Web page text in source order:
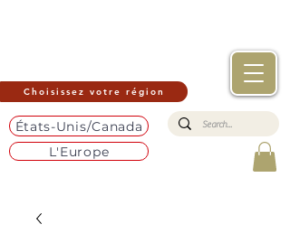
Choisissez votre région
États-Unis/Canada
L'Europe